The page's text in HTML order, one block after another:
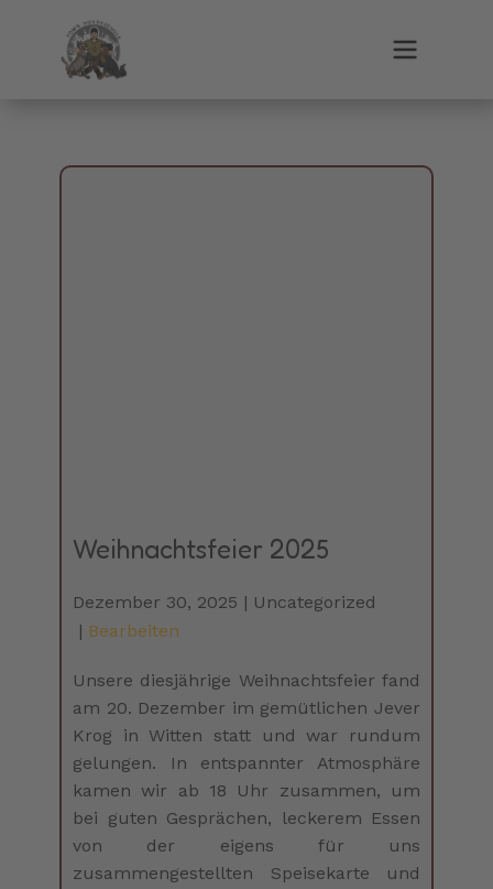
Weihnachtsfeier 2025
Dezember 30, 2025
Uncategorized
Bearbeiten
Unsere diesjährige Weihnachtsfeier fand
am 20. Dezember im gemütlichen Jever
Krog in Witten statt und war rundum
gelungen. In entspannter Atmosphäre
kamen wir ab 18 Uhr zusammen, um
bei guten Gesprächen, leckerem Essen
von der eigens für uns
zusammengestellten Speisekarte und